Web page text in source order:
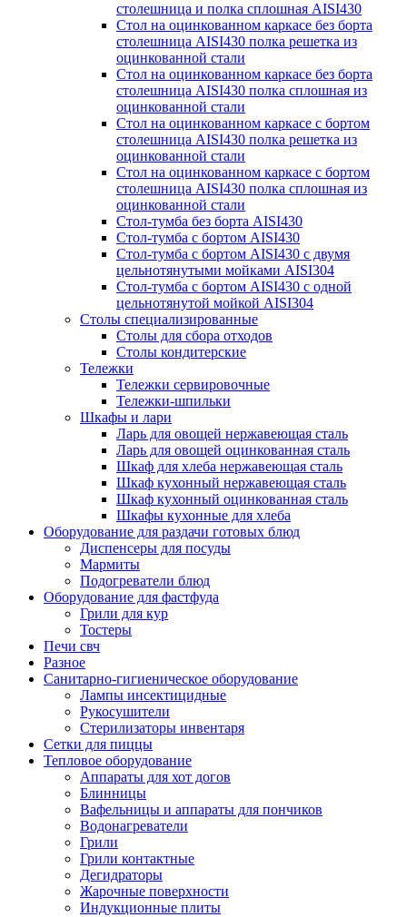
столешница и полка сплошная AISI430
Стол на оцинкованном каркасе без борта
столешница AISI430 полка решетка из
оцинкованной стали
Стол на оцинкованном каркасе без борта
столешница AISI430 полка сплошная из
оцинкованной стали
Стол на оцинкованном каркасе с бортом
столешница AISI430 полка решетка из
оцинкованной стали
Стол на оцинкованном каркасе с бортом
столешница AISI430 полка сплошная из
оцинкованной стали
Стол-тумба без борта AISI430
Стол-тумба с бортом AISI430
Стол-тумба с бортом AISI430 с двумя
цельнотянутыми мойками AISI304
Стол-тумба с бортом AISI430 с одной
цельнотянутой мойкой AISI304
Столы специализированные
Столы для сбора отходов
Столы кондитерские
Тележки
Тележки сервировочные
Тележки-шпильки
Шкафы и лари
Ларь для овощей нержавеющая сталь
Ларь для овощей оцинкованная сталь
Шкаф для хлеба нержавеющая сталь
Шкаф кухонный нержавеющая сталь
Шкаф кухонный оцинкованная сталь
Шкафы кухонные для хлеба
Оборудование для раздачи готовых блюд
Диспенсеры для посуды
Мармиты
Подогреватели блюд
Оборудование для фастфуда
Грили для кур
Тостеры
Печи свч
Разное
Санитарно-гигиеническое оборудование
Лампы инсектицидные
Рукосушители
Стерилизаторы инвентаря
Сетки для пиццы
Тепловое оборудование
Аппараты для хот догов
Блинницы
Вафельницы и аппараты для пончиков
Водонагреватели
Грили
Грили контактные
Дегидраторы
Жарочные поверхности
Индукционные плиты